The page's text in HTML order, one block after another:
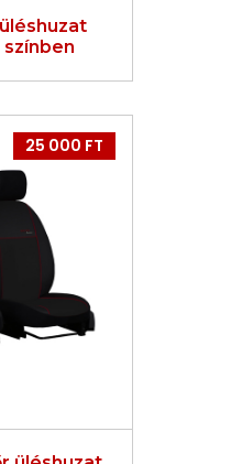
25 000 FT